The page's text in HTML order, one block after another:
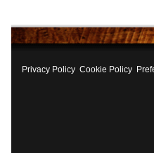
Privacy Policy Cookie Policy